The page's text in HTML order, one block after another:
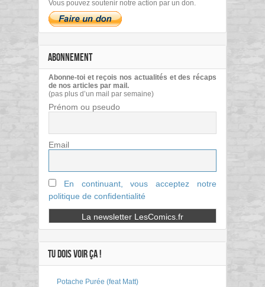
Vous pouvez soutenir notre action par un don.
ABONNEMENT
Abonne-toi et reçois nos actualités et des récaps
de nos articles par mail.
(pas plus d’un mail par semaine)
Prénom ou pseudo
Email
En continuant, vous acceptez notre
politique de confidentialité
TU DOIS VOIR ÇA !
Potache Purée (feat Matt)